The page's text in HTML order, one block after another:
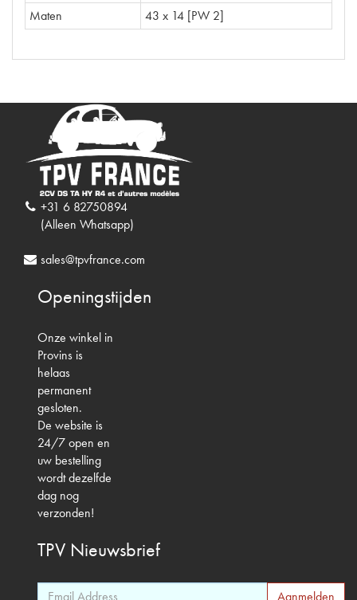
Maten
43 x 14 [PW 2]
+31 6 82750894
(Alleen Whatsapp)
sales@tpvfrance.com
Openingstijden
Onze winkel in
Provins is
helaas
permanent
gesloten.
De website is
24/7 open en
uw bestelling
wordt dezelfde
dag nog
verzonden!
TPV Nieuwsbrief